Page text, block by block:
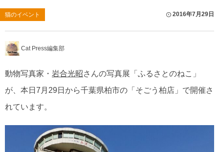
猫のイベント 2016年7月29日
Cat Press編集部
動物写真家・ 岩合光昭さんの写真展「ふるさとのねこ」
が、本日7月29日から千葉県柏市の「そごう柏店」で開催さ
れています。